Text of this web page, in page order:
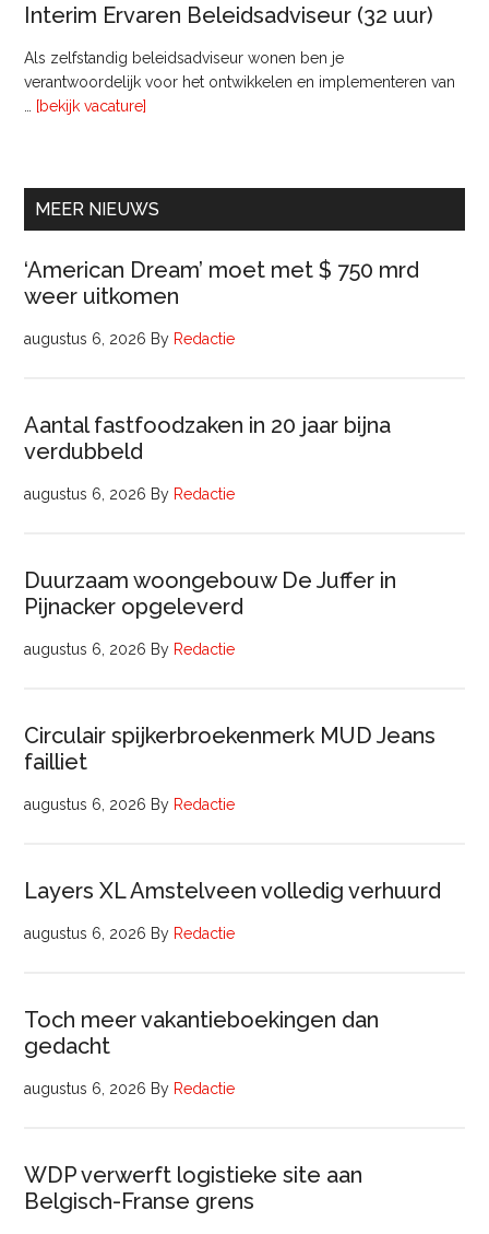
Interim Ervaren Beleidsadviseur (32 uur)
Als zelfstandig beleidsadviseur wonen ben je
verantwoordelijk voor het ontwikkelen en implementeren van
[bekijk vacature]
uur)
MEER NIEUWS
‘American Dream’ moet met $ 750 mrd
weer uitkomen
augustus 6, 2026 By Redactie
Aantal fastfoodzaken in 20 jaar bijna
verdubbeld
augustus 6, 2026 By Redactie
Duurzaam woongebouw De Juffer in
Pijnacker opgeleverd
augustus 6, 2026 By Redactie
Circulair spijkerbroekenmerk MUD Jeans
failliet
augustus 6, 2026 By Redactie
Layers XL Amstelveen volledig verhuurd
augustus 6, 2026 By Redactie
Toch meer vakantieboekingen dan
gedacht
augustus 6, 2026 By Redactie
WDP verwerft logistieke site aan
Belgisch-Franse grens